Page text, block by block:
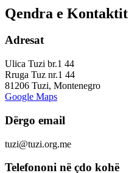
Qendra e Kontaktit
Adresat
Ulica Tuzi br.1 44
Rruga Tuz nr.1 44
81206 Tuzi, Montenegro
Google Maps
Dërgo email
tuzi@tuzi.org.me
Telefononi në çdo kohë